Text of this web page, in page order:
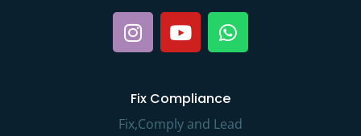
Fix Compliance
Fix,Comply and Lead